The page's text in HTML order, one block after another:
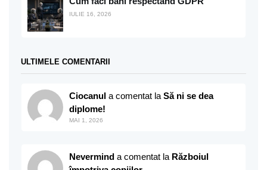
IULIE 16, 2026
ULTIMELE COMENTARII
Ciocanul a comentat la Să ni se dea
diplome!
MAI 1, 2026
Nevermind a comentat la Războiul